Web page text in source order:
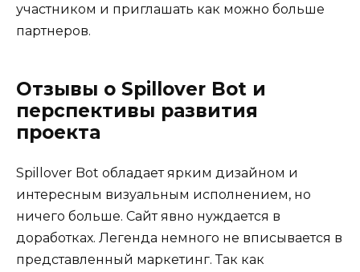
участником и приглашать как можно больше
партнеров.
Отзывы о Spillover Bot и
перспективы развития
проекта
Spillover Bot обладает ярким дизайном и
интересным визуальным исполнением, но
ничего больше. Сайт явно нуждается в
доработках. Легенда немного не вписывается в
представленный маркетинг. Так как